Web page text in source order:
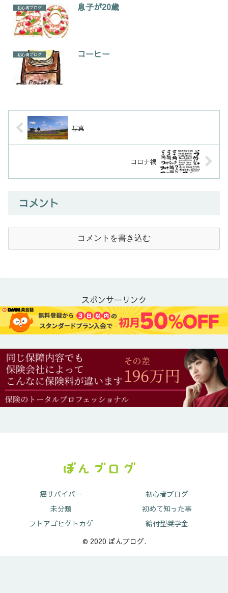
初心者ブログ 息子が20歳
初心者ブログ コーヒー
写真
コロナ禍
コメント
コメントを書き込む
スポンサーリンク
癌サバイバー
初心者ブログ
未分類
初めて知った事
フトアゴヒゲトカゲ
給付型奨学金
© 2020 ぼんブログ.